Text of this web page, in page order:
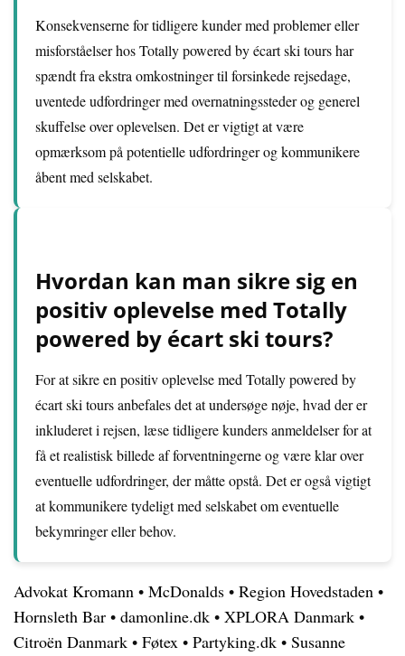
Konsekvenserne for tidligere kunder med problemer eller
misforståelser hos Totally powered by écart ski tours har
spændt fra ekstra omkostninger til forsinkede rejsedage,
uventede udfordringer med overnatningssteder og generel
skuffelse over oplevelsen. Det er vigtigt at være
opmærksom på potentielle udfordringer og kommunikere
åbent med selskabet.
Hvordan kan man sikre sig en
positiv oplevelse med Totally
powered by écart ski tours?
For at sikre en positiv oplevelse med Totally powered by
écart ski tours anbefales det at undersøge nøje, hvad der er
inkluderet i rejsen, læse tidligere kunders anmeldelser for at
få et realistisk billede af forventningerne og være klar over
eventuelle udfordringer, der måtte opstå. Det er også vigtigt
at kommunikere tydeligt med selskabet om eventuelle
bekymringer eller behov.
Advokat Kromann • McDonalds • Region Hovedstaden •
Hornsleth Bar • damonline.dk • XPLORA Danmark •
Citroën Danmark • Føtex • Partyking.dk • Susanne